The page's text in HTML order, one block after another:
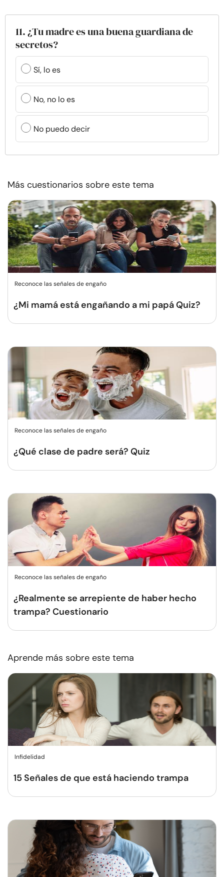
11. ¿Tu madre es una buena guardiana de
secretos?
Sí, lo es
No, no lo es
No puedo decir
Más cuestionarios sobre este tema
Reconoce las señales de engaño
¿Mi mamá está engañando a mi papá Quiz?
Reconoce las señales de engaño
¿Qué clase de padre será? Quiz
Reconoce las señales de engaño
¿Realmente se arrepiente de haber hecho
trampa? Cuestionario
Aprende más sobre este tema
Infidelidad
15 Señales de que está haciendo trampa